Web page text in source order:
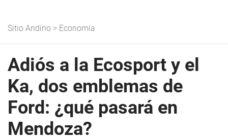
Sitio Andino > Economía
Adiós a la Ecosport y el
Ka, dos emblemas de
Ford: ¿qué pasará en
Mendoza?